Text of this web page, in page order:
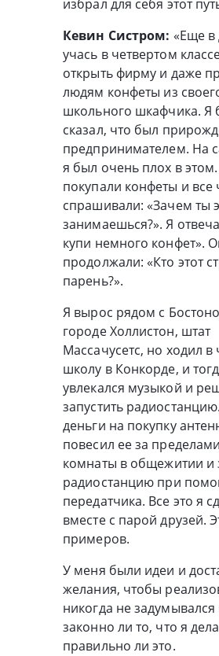
избрал для себя этот
Кевин Систром: «Еще в
учась в четвертом
открыть фирму и даже
людям конфеты из
школьного шкафчика. Я
сказал, что был
предпринимателем. На
я был очень плох в
покупали конфеты и
спрашивали: «Зачем ты
занимаешься?». Я
купи немного конфет».
продолжали: «Кто этот
парень?».
Я вырос рядом с
городе Холлистон, штат
Массачусетс, но ходил в
школу в Конкорде, и
увлекался музыкой и
запустить
деньги на покупку
повесил ее за
комнаты в общежитии и
радиостанцию при
передатчика. Все это я
вместе с парой друзей.
примеров.
У меня были идеи и
желания, чтобы
никогда не задумывался
законно ли то, что я
правильно ли это.